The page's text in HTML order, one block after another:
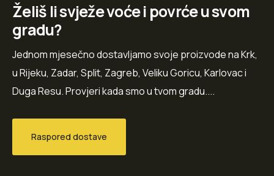
Želiš li svježe voće i povrće u svom
gradu?
Jednom mjesečno dostavljamo svoje proizvode na Krk,
u Rijeku, Zadar, Split, Zagreb, Veliku Goricu, Karlovac i
Duga Resu. Provjeri kada smo u tvom gradu....
Raspored dostave